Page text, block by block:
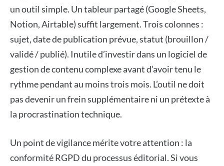
un outil simple. Un tableur partagé (Google Sheets,
Notion, Airtable) suffit largement. Trois colonnes :
sujet, date de publication prévue, statut (brouillon /
validé / publié). Inutile d’investir dans un logiciel de
gestion de contenu complexe avant d’avoir tenu le
rythme pendant au moins trois mois. L’outil ne doit
pas devenir un frein supplémentaire ni un prétexte à
la procrastination technique.
Un point de vigilance mérite votre attention : la
conformité RGPD du processus éditorial. Si vous